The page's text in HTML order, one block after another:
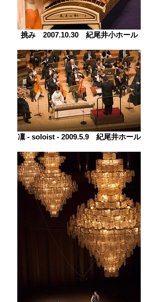
挑み 2007.10.30 紀尾井小ホール
凜 ‐ soloist ‐ 2009.5.9 紀尾井ホール